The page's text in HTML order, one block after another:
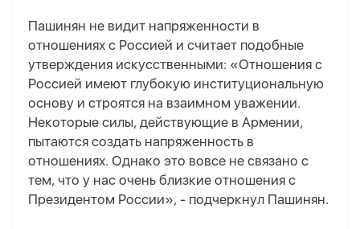
Пашинян не видит напряженности в
отношениях с Россией и считает подобные
утверждения искусственными: «Отношения с
Россией имеют глубокую институциональную
основу и строятся на взаимном уважении.
Некоторые силы, действующие в Армении,
пытаются создать напряженность в
отношениях. Однако это вовсе не связано с
тем, что у нас очень близкие отношения с
Президентом России», - подчеркнул Пашинян.